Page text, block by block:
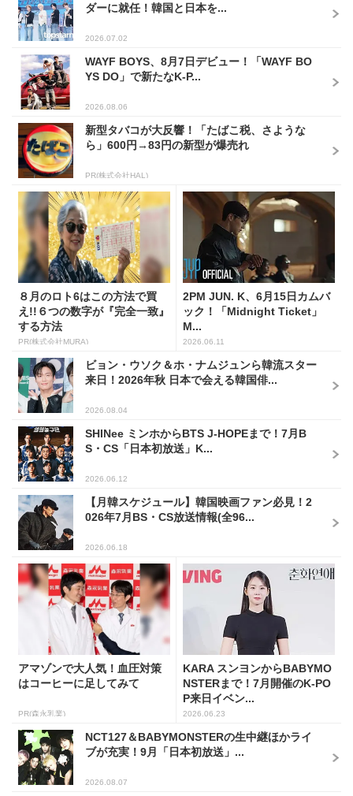
ダーに就任！韓国と日本を...
2026.07.02
WAYF BOYS、8月7日デビュー！「WAYF BO
YS DO」で新たなK-P...
2026.08.06
新型タバコが大反響！「たばこ税、さような
ら」600円→83円の新型が爆売れ
PR(株式会社HAL)
８月のロト6はこの方法で買
え!!６つの数字が『完全一致』
する方法
PR(株式会社MURA)
2PM JUN. K、6月15日カムバ
ック！「Midnight Ticket」
M...
2026.06.11
ビョン・ウソク＆ホ・ナムジュンら韓流スター
来日！2026年秋 日本で会える韓国俳...
2026.08.04
SHINee ミンホからBTS J-HOPEまで！7月B
S・CS「日本初放送」K...
2026.06.12
【月韓スケジュール】韓国映画ファン必見！2
026年7月BS・CS放送情報(全96...
2026.06.18
アマゾンで大人気！血圧対策
はコーヒーに足してみて
PR(森永乳業)
KARA スンヨンからBABYMO
NSTERまで！7月開催のK-PO
P来日イベン...
2026.06.23
NCT127＆BABYMONSTERの生中継ほかライ
ブが充実！9月「日本初放送」...
2026.08.07